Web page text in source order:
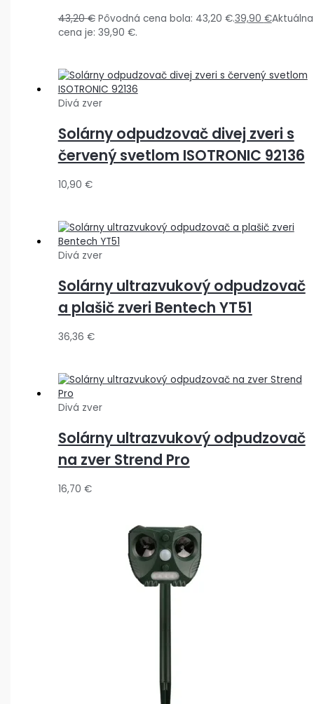
43,20€ Pôvodná cena bola: 43,20 €.39,90 €Aktuálna
cena je: 39,90 €.
Divá zver
Solárny odpudzovač divej zveri s
červený svetlom ISOTRONIC 92136
10,90 €
Divá zver
Solárny ultrazvukový odpudzovač
a plašič zveri Bentech YT51
36,36 €
Divá zver
Solárny ultrazvukový odpudzovač
na zver Strend Pro
16,70 €